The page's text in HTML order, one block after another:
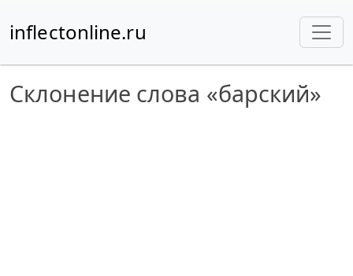
inflectonline.ru
Склонение слова «барский»